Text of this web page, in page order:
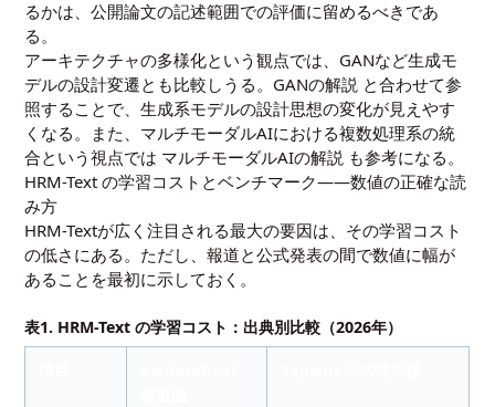
るかは、公開論文の記述範囲での評価に留めるべきであ
る。
アーキテクチャの多様化という観点では、GANなど生成モ
デルの設計変遷とも比較しうる。 GANの解説 と合わせて参
照することで、生成系モデルの設計思想の変化が見えやす
くなる。また、マルチモーダルAIにおける複数処理系の統
合という視点では マルチモーダルAIの解説 も参考になる。
HRM-Text の学習コストとベンチマーク――数値の正確な読
み方
HRM-Textが広く注目される最大の要因は、その学習コスト
の低さにある。ただし、報道と公式発表の間で数値に幅が
あることを最初に示しておく。
表1. HRM-Text の学習コスト：出典別比較（2026年）